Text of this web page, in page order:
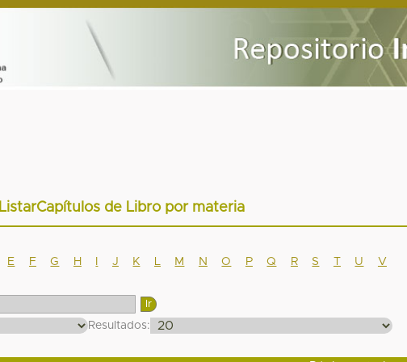
ListarCapítulos de Libro por materia
E F G H J K M N O P Q R S T U
V
Resultados: